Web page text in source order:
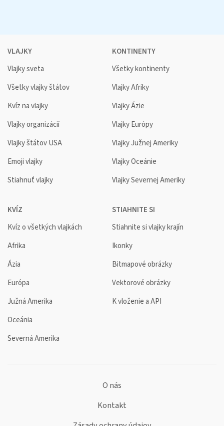
VLAJKY
Vlajky sveta
Všetky vlajky štátov
Kvíz na vlajky
Vlajky organizácií
Vlajky štátov USA
Emoji vlajky
Stiahnuť vlajky
KONTINENTY
Všetky kontinenty
Vlajky Afriky
Vlajky Ázie
Vlajky Európy
Vlajky Južnej Ameriky
Vlajky Oceánie
Vlajky Severnej Ameriky
KVÍZ
Kvíz o všetkých vlajkách
Afrika
Ázia
Európa
Južná Amerika
Oceánia
Severná Amerika
STIAHNITE SI
Stiahnite si vlajky krajín
Ikonky
Bitmapové obrázky
Vektorové obrázky
K vloženie a API
O nás
Kontakt